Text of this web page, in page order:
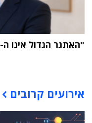
"האתגר הגדול אינו ה-AI אלא הטמעתה בארגון"
אירועים קרובים